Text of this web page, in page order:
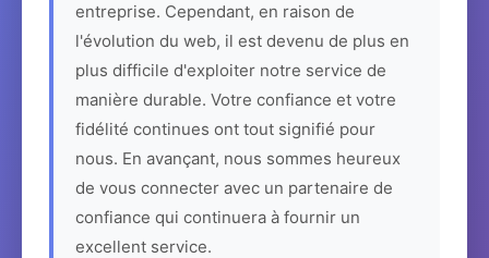
entreprise. Cependant, en raison de
l'évolution du web, il est devenu de plus en
plus difficile d'exploiter notre service de
manière durable. Votre confiance et votre
fidélité continues ont tout signifié pour
nous. En avançant, nous sommes heureux
de vous connecter avec un partenaire de
confiance qui continuera à fournir un
excellent service.